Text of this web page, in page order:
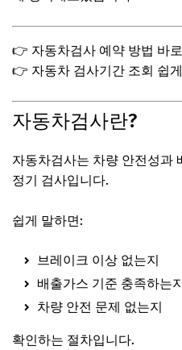
👉 자동차검사 예약 방법 바
👉 자동차 검사기간 조회 쉽
자동차검사란?
자동차검사는 차량 안전성과
정기 검사입니다.
쉽게 말하면:
브레이크 이상 없는지
배출가스 기준 충족하는
차량 안전 문제 없는지
확인하는 절차입니다.